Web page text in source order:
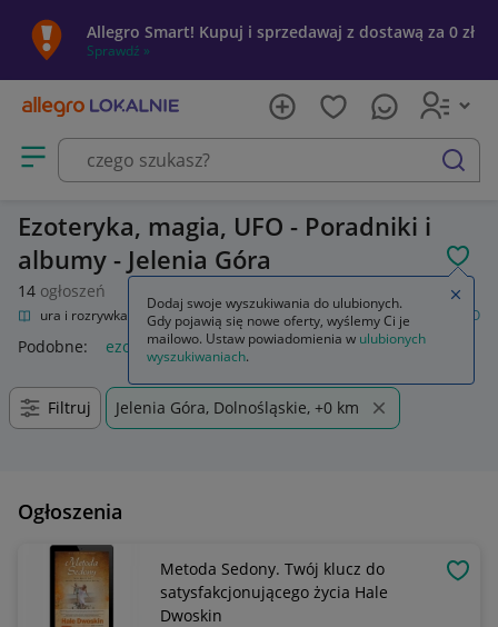
Allegro Smart! Kupuj i sprzedawaj z dostawą za 0 zł
Sprawdź »
Otwórz menu z kategoriami
szukaj
Ezoteryka, magia, UFO - Poradniki i
albumy - Jelenia Góra
14 ogłoszeń
Kultura i rozrywka Książki Poradniki i albumy Ezoteryka, magia, UFO
Podobne: ezoteryka magia ufo
Filtruj Jelenia Góra, Dolnośląskie, +0 km
Ogłoszenia
Metoda Sedony. Twój klucz do
satysfakcjonującego życia Hale
Dwoskin
Dodaj swoje wyszukiwania do ulubionych.
Gdy pojawią się nowe oferty, wyślemy Ci je
mailowo. Ustaw powiadomienia w ulubionych
wyszukiwaniach.